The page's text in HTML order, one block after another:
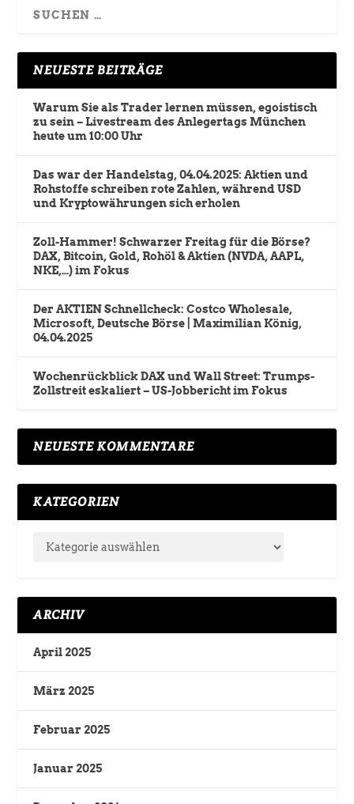
NEUESTE BEITRÄGE
Warum Sie als Trader lernen müssen, egoistisch
zu sein – Livestream des Anlegertags München
heute um 10:00 Uhr
Das war der Handelstag, 04.04.2025: Aktien und
Rohstoffe schreiben rote Zahlen, während USD
und Kryptowährungen sich erholen
Zoll-Hammer! Schwarzer Freitag für die Börse?
DAX, Bitcoin, Gold, Rohöl & Aktien (NVDA, AAPL,
NKE,…) im Fokus
Der AKTIEN Schnellcheck: Costco Wholesale,
Microsoft, Deutsche Börse | Maximilian König,
04.04.2025
Wochenrückblick DAX und Wall Street: Trumps-
Zollstreit eskaliert – US-Jobbericht im Fokus
NEUESTE KOMMENTARE
KATEGORIEN
ARCHIV
April 2025
März 2025
Februar 2025
Januar 2025